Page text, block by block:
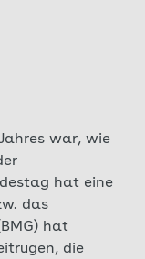
war, wie
hat eine
das
hat
die